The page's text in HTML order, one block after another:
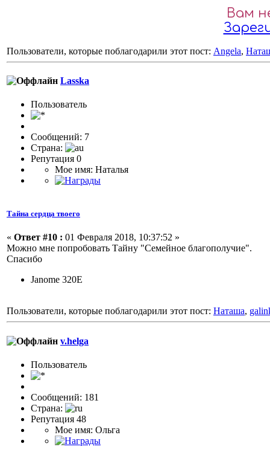
Вам
Пользователи, которые поблагодарили этот пост: Angela,
Lasska
Пользователь
Сообщений: 7
Страна:
Репутация 0
Мое имя: Наталья
Тайна сердца твоего
« Ответ #10 : 01 Февраля 2018, 10:37:52 »
Можно мне попробовать Тайну "Семейное благополучие".
Спасибо
Janome 320E
Пользователи, которые поблагодарили этот пост: Наташа,
v.helga
Пользовaтeль
Сообщений: 181
Страна:
Репутация 48
Мое имя: Ольга